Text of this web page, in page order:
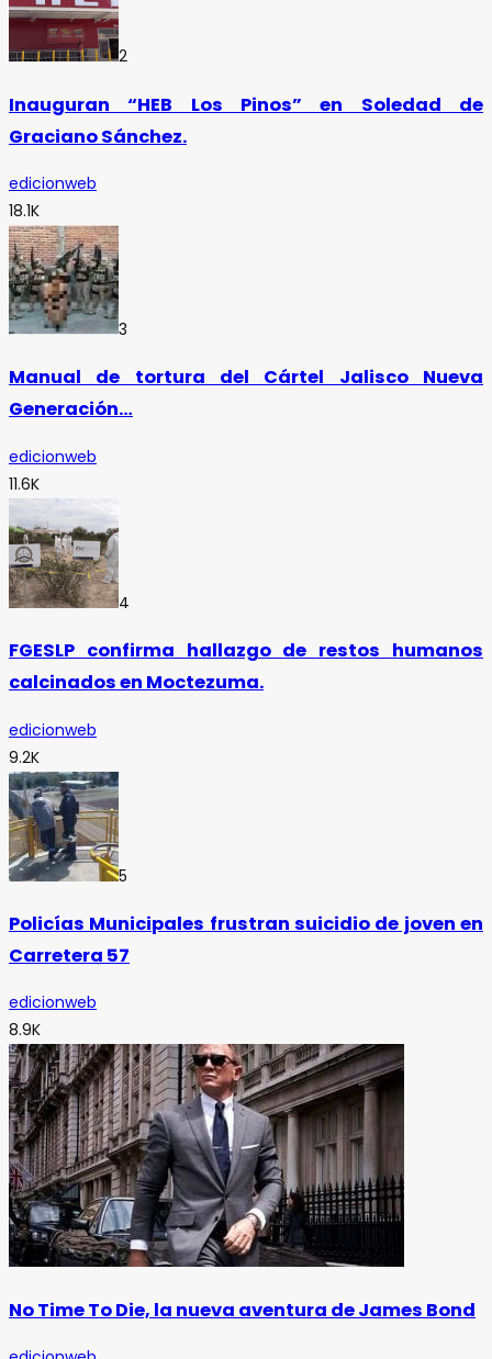
2
Inauguran “HEB Los Pinos” en Soledad de
Graciano Sánchez.
edicionweb
18.1K
3
Manual de tortura del Cártel Jalisco Nueva
Generación…
edicionweb
11.6K
4
FGESLP confirma hallazgo de restos humanos
calcinados en Moctezuma.
edicionweb
9.2K
5
Policías Municipales frustran suicidio de joven en
Carretera 57
edicionweb
8.9K
No Time To Die, la nueva aventura de James Bond